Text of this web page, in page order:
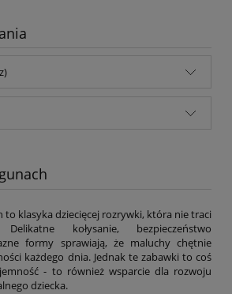
to klasyka dziecięcej rozrywki, która nie traci
kołysanie, bezpieczeństwo
formy sprawiają, że maluchy chętnie
każdego dnia. Jednak te zabawki to coś
- to również wsparcie dla rozwoju
dziecka.